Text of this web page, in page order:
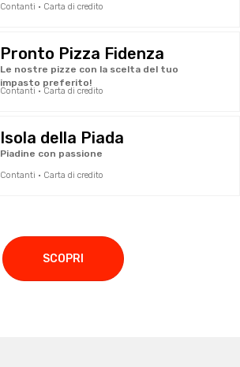
Contanti · Carta di credito
Pronto Pizza Fidenza
Le nostre pizze con la scelta del tuo
impasto preferito!
Contanti · Carta di credito
Isola della Piada
Piadine con passione
Contanti · Carta di credito
SCOPRI